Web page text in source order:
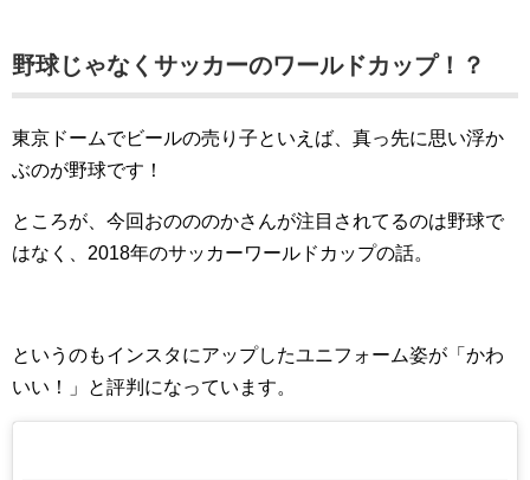
野球じゃなくサッカーのワールドカップ！？
東京ドームでビールの売り子といえば、真っ先に思い浮か
ぶのが野球です！
ところが、今回おのののかさんが注目されてるのは野球で
はなく、2018年のサッカーワールドカップの話。
というのもインスタにアップしたユニフォーム姿が「かわ
いい！」と評判になっています。